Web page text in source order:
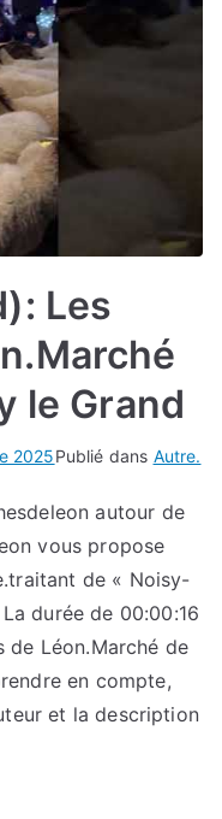
Les
le Grand
2025Publié dans Autre.
autour de
vous propose
de « Noisy-
durée de 00:00:16
de Léon.Marché de
en compte,
et la description